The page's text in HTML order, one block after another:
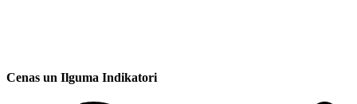
Cenas un Ilguma Indikatori